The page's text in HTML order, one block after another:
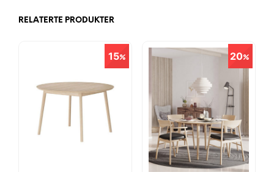
RELATERTE PRODUKTER
15 20